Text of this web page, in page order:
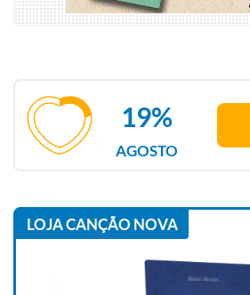
AGOSTO
19%
LOJA CANÇÃO NOVA